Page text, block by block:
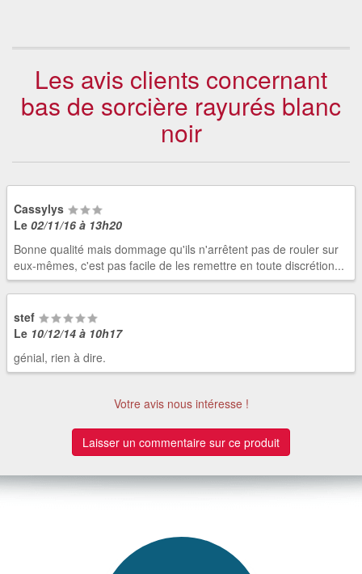
Les avis clients concernant
bas de sorcière rayurés blanc
noir
Cassylys
Le 02/11/16 à 13h20
Bonne qualité mais dommage qu'ils n'arrêtent pas de rouler sur
eux-mêmes, c'est pas facile de les remettre en toute discrétion...
stef
Le 10/12/14 à 10h17
génial, rien à dire.
Votre avis nous intéresse !
Laisser un commentaire sur ce produit